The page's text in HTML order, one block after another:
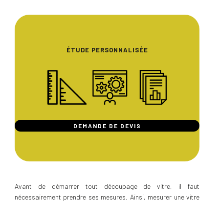
ÉTUDE PERSONNALISÉE
DEMANDE DE DEVIS
Avant de démarrer tout découpage de vitre, il faut
nécessairement prendre ses mesures. Ainsi, mesurer une vitre